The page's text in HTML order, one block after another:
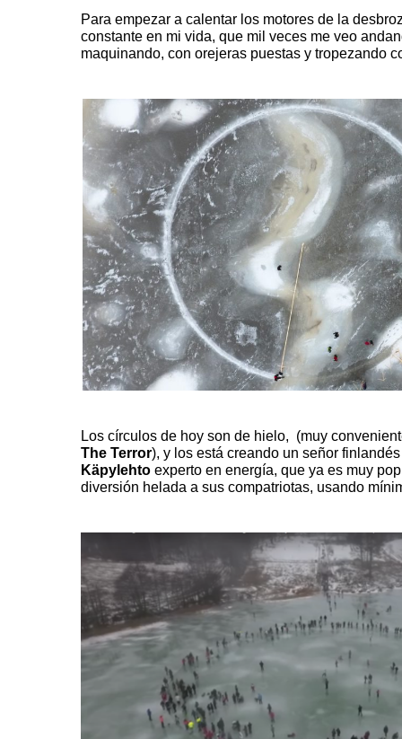
Para empezar a calentar los motores de la
constante en mi vida, que mil veces me veo
maquinando, con orejeras puestas y tropezando
Los círculos de hoy son de hielo, (muy
The Terror), y los está creando un señor
Käpylehto experto en energía, que ya es muy
diversión helada a sus compatriotas, usando